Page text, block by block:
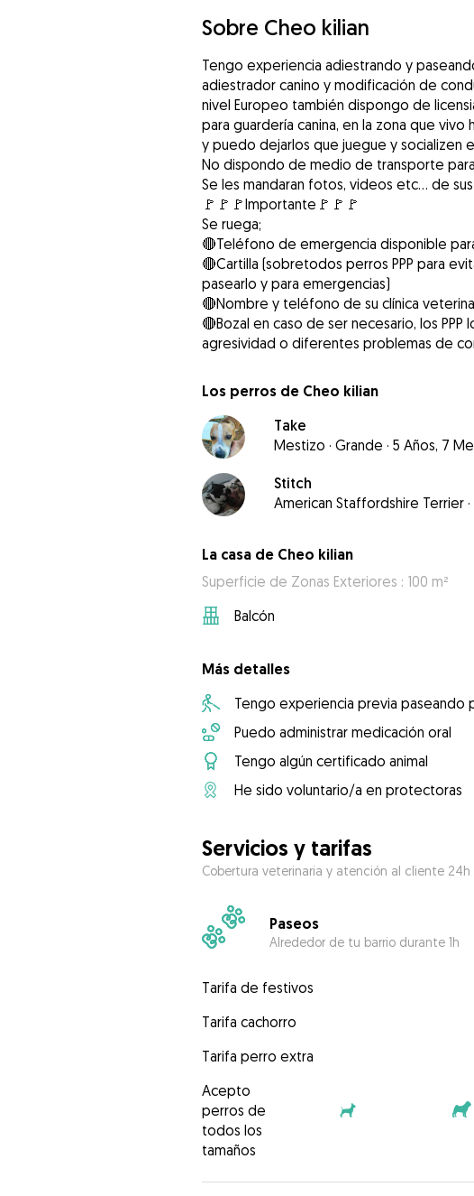
Sobre Cheo kilian
Tengo experiencia adiestrando y
adiestrador canino y modificación de
nivel Europeo también dispongo de
para guardería canina, en la zona que
y puedo dejarlos que juegue y socializen
No dispondo de medio de transporte
Se les mandaran fotos, videos etc... de
🚩🚩🚩Importante🚩🚩🚩
Se ruega;
🔴Teléfono de emergencia disponible
🔴Cartilla (sobretodos perros PPP para
pasearlo y para emergencias)
🔴Nombre y teléfono de su clínica
🔴Bozal en caso de ser necesario, los
agresividad o diferentes problemas de
Los perros de Cheo kilian
Take
Mestizo · Grande · 5 Años, 7
Stitch
American Staffordshire Terrier ·
La casa de Cheo kilian
Superficie de Zonas Exteriores : 100 m²
Balcón
Más detalles
Tengo experiencia previa paseando
Puedo administrar medicación oral
Tengo algún certificado animal
He sido voluntario/a en protectoras
Servicios y tarifas
Cobertura veterinaria y atención al cliente 24h
Paseos
Alrededor de tu barrio durante 1h
Tarifa de festivos
Tarifa cachorro
Tarifa perro extra
Acepto
perros de
todos los
tamaños